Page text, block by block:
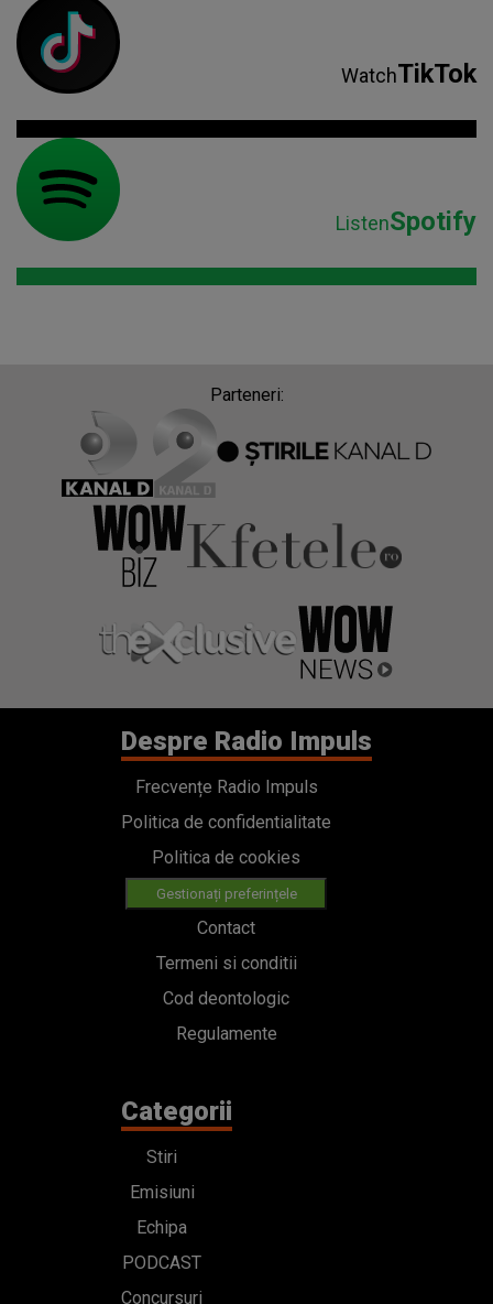
WatchTikTok
ListenSpotify
Parteneri:
Despre Radio Impuls
Frecvențe Radio Impuls
Politica de confidentialitate
Politica de cookies
Gestionați preferințele
Contact
Termeni si conditii
Cod deontologic
Regulamente
Categorii
Stiri
Emisiuni
Echipa
PODCAST
Concursuri